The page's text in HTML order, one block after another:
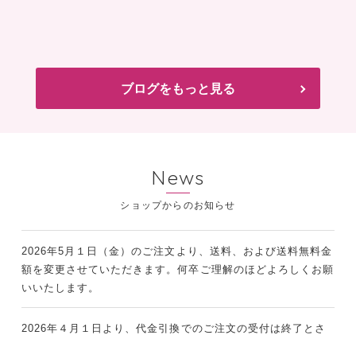
ブログをもっと見る
News
2026年5月１日（金）のご注文より、送料、および送料無料金
額を変更させていただきます。何卒ご理解のほどよろしくお願
いいたします。
2026年４月１日より、代金引換でのご注文の受付は終了とさ